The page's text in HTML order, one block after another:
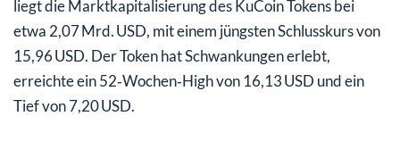
liegt die Marktkapitalisierung des KuCoin Tokens bei
etwa 2,07 Mrd. USD, mit einem jüngsten Schlusskurs von
15,96 USD. Der Token hat Schwankungen erlebt,
erreichte ein 52‑Wochen‑High von 16,13 USD und ein
Tief von 7,20 USD.